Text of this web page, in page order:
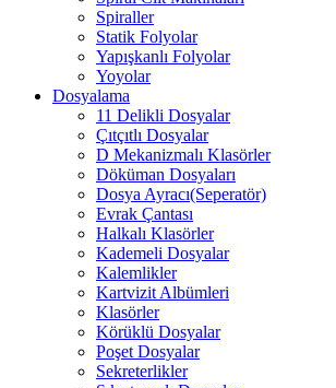
Spiraller
Statik Folyolar
Yapışkanlı Folyolar
Yoyolar
Dosyalama
11 Delikli Dosyalar
Çıtçıtlı Dosyalar
D Mekanizmalı Klasörler
Döküman Dosyaları
Dosya Ayracı(Seperatör)
Evrak Çantası
Halkalı Klasörler
Kademeli Dosyalar
Kalemlikler
Kartvizit Albümleri
Klasörler
Körüklü Dosyalar
Poşet Dosyalar
Sekreterlikler